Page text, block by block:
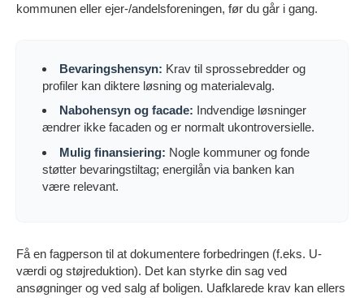
kommunen eller ejer-/andelsforeningen, før du går i gang.
Bevaringshensyn: Krav til sprossebredder og
profiler kan diktere løsning og materialevalg.
Nabohensyn og facade: Indvendige løsninger
ændrer ikke facaden og er normalt ukontroversielle.
Mulig finansiering: Nogle kommuner og fonde
støtter bevaringstiltag; energilån via banken kan
være relevant.
Få en fagperson til at dokumentere forbedringen (f.eks. U-
værdi og støjreduktion). Det kan styrke din sag ved
ansøgninger og ved salg af boligen. Uafklarede krav kan ellers